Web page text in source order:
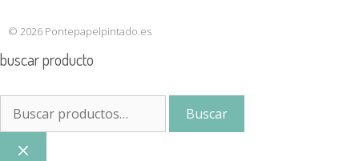
© 2026 Pontepapelpintado.es
buscar producto
Buscar